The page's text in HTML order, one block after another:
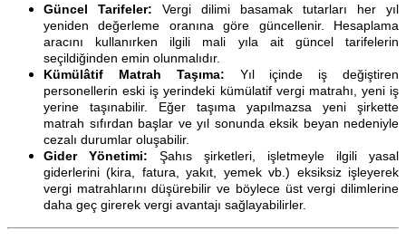
Güncel Tarifeler: Vergi dilimi basamak tutarları her yıl
yeniden değerleme oranına göre güncellenir. Hesaplama
aracını kullanırken ilgili mali yıla ait güncel tarifelerin
seçildiğinden emin olunmalıdır.
Kümülâtif Matrah Taşıma: Yıl içinde iş değiştiren
personellerin eski iş yerindeki kümülatif vergi matrahı, yeni iş
yerine taşınabilir. Eğer taşıma yapılmazsa yeni şirkette
matrah sıfırdan başlar ve yıl sonunda eksik beyan nedeniyle
cezalı durumlar oluşabilir.
Gider Yönetimi: Şahıs şirketleri, işletmeyle ilgili yasal
giderlerini (kira, fatura, yakıt, yemek vb.) eksiksiz işleyerek
vergi matrahlarını düşürebilir ve böylece üst vergi dilimlerine
daha geç girerek vergi avantajı sağlayabilirler.